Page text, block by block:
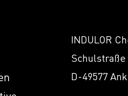
INDULOR
Schulstraße
D-49577